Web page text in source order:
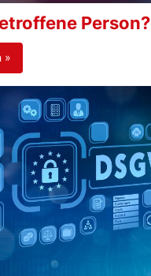
Person?
»